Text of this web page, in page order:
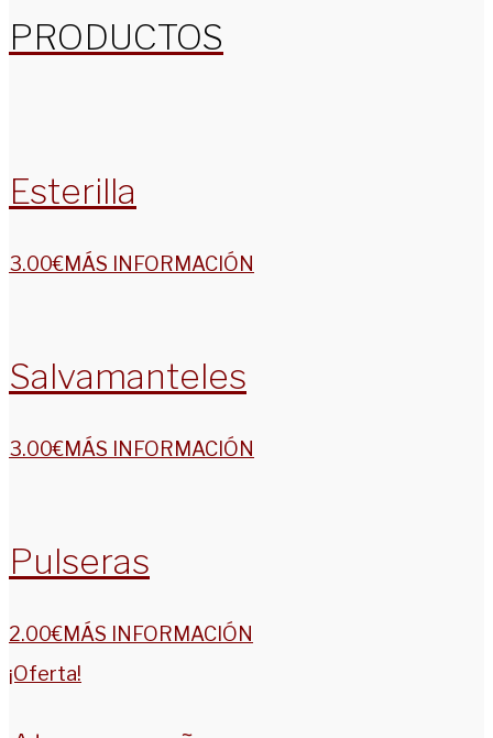
PRODUCTOS
Esterilla
3.00€MÁS INFORMACIÓN
Salvamanteles
3.00€MÁS INFORMACIÓN
Pulseras
2.00€MÁS INFORMACIÓN
¡Oferta!